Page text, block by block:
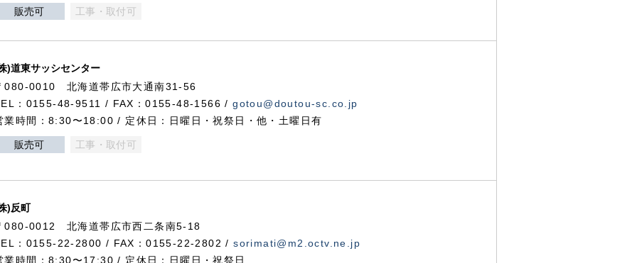
販売可 工事・取付可
)道東サッシセンター
080-0010 北海道帯広市大通南31-56
：0155-48-9511 / FAX：0155-48-1566 /gotou@doutou-sc.co.jp
業時間：8:30〜18:00 / 定休日：日曜日・祝祭日・他・土曜日有
販売可 工事・取付可
)反町
080-0012 北海道帯広市西二条南5-18
：0155-22-2800 / FAX：0155-22-2802 /sorimati@m2.octv.ne.jp
業時間：8:30〜17:30 / 定休日：日曜日・祝祭日